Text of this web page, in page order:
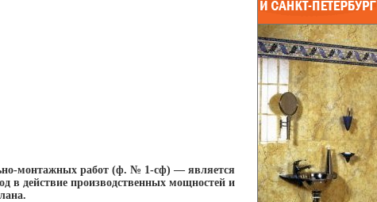
монтажных работ (ф. № 1-сф) — является
действие производственных мощностей и